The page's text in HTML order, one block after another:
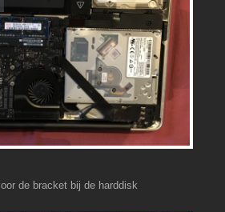
de bracket bij de harddisk